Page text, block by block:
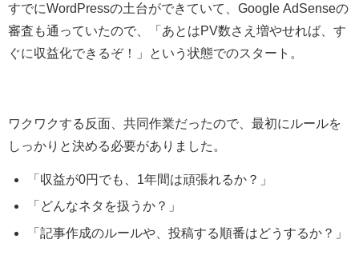
すでにWordPressの土台ができていて、Google AdSenseの
審査も通っていたので、「あとはPV数さえ増やせれば、す
ぐに収益化できるぞ！」という状態でのスタート。
ワクワクする反面、共同作業だったので、最初にルールを
しっかりと決める必要がありました。
「収益が0円でも、1年間は頑張れるか？」
「どんなネタを扱うか？」
「記事作成のルールや、投稿する順番はどうするか？」